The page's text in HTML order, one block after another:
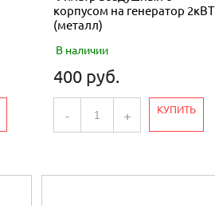
корпусом на генератор 2кВТ
(металл)
В наличии
400 руб.
- + КУПИТЬ